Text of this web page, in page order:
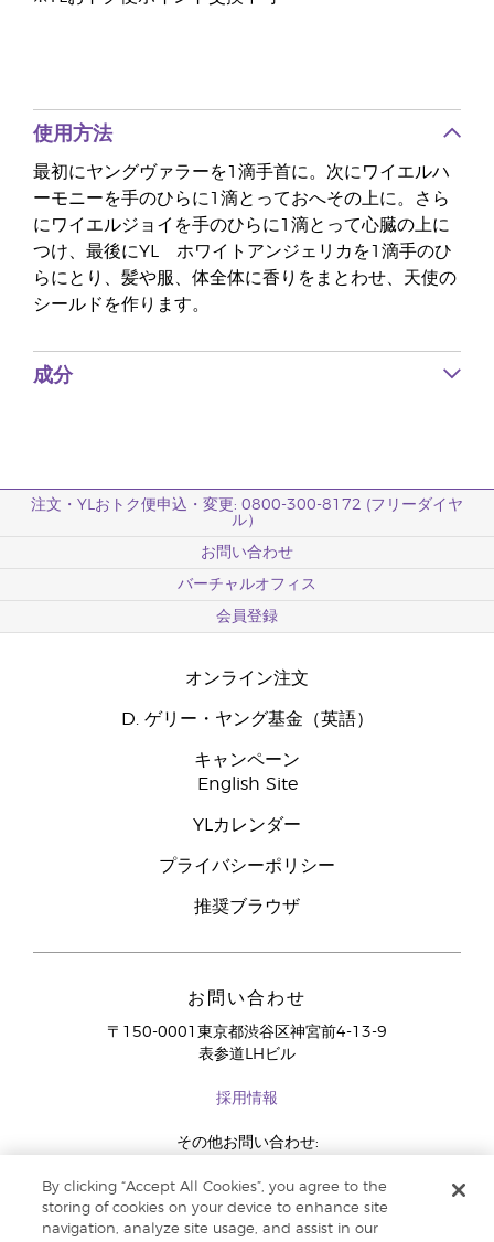
使用方法
最初にヤングヴァラーを1滴手首に。次にワイエルハ
ーモニーを手のひらに1滴とっておへその上に。さら
にワイエルジョイを手のひらに1滴とって心臓の上に
つけ、最後にYL ホワイトアンジェリカを1滴手のひ
らにとり、髪や服、体全体に香りをまとわせ、天使の
シールドを作ります。
成分
注文・YLおトク便申込・変更: 0800-300-8172 (フリーダイヤ
ル）
お問い合わせ
バーチャルオフィス
会員登録
オンライン注文
D. ゲリー・ヤング基金（英語）
キャンペーン
English Site
YLカレンダー
プライバシーポリシー
推奨ブラウザ
お問い合わせ
〒150-0001東京都渋谷区神宮前4-13-9
表参道LHビル
採用情報
その他お問い合わせ:
By clicking “Accept All Cookies”, you agree to the
storing of cookies on your device to enhance site
navigation, analyze site usage, and assist in our